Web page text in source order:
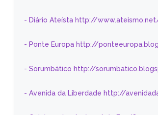
- Diário Ateísta http://
- Ponte Europa http://
- Sorumbático http://
- Avenida da Liberdade http://